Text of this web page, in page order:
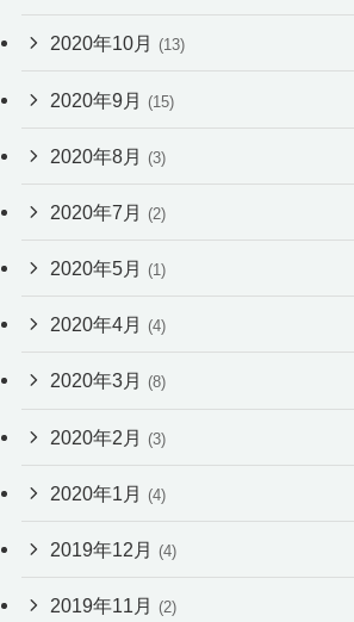
2020年10月 (13)
2020年9月 (15)
2020年8月 (3)
2020年7月 (2)
2020年5月 (1)
2020年4月 (4)
2020年3月 (8)
2020年2月 (3)
2020年1月 (4)
2019年12月 (4)
2019年11月 (2)